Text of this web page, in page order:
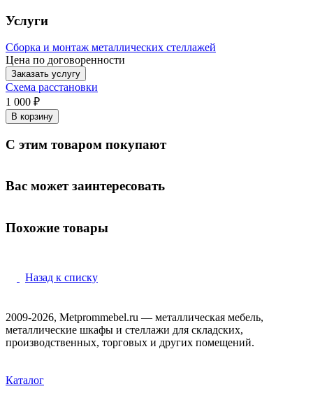
Услуги
Сборка и монтаж металлических стеллажей
Цена по договоренности
Заказать услугу
Схема расстановки
1 000 ₽
В корзину
С этим товаром покупают
Вас может заинтересовать
Похожие товары
Назад к списку
2009-2026, Metprommebel.ru — металлическая мебель,
металлические шкафы и стеллажи для складских,
производственных, торговых и других помещений.
Каталог